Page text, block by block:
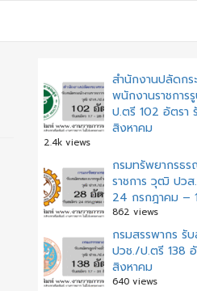
สำนักงานปลัดกร
พนักงานราชกา
ป.ตรี 102 อัตรา
สิงหาคม
2.4k views
กรมทรัพยากรธร
ราชการ วุฒิ ปว
24 กรกฎาคม –
862 views
กรมสรรพากร รั
ปวช./ป.ตรี 138
สิงหาคม
640 views